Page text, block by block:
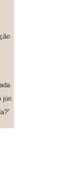
júri